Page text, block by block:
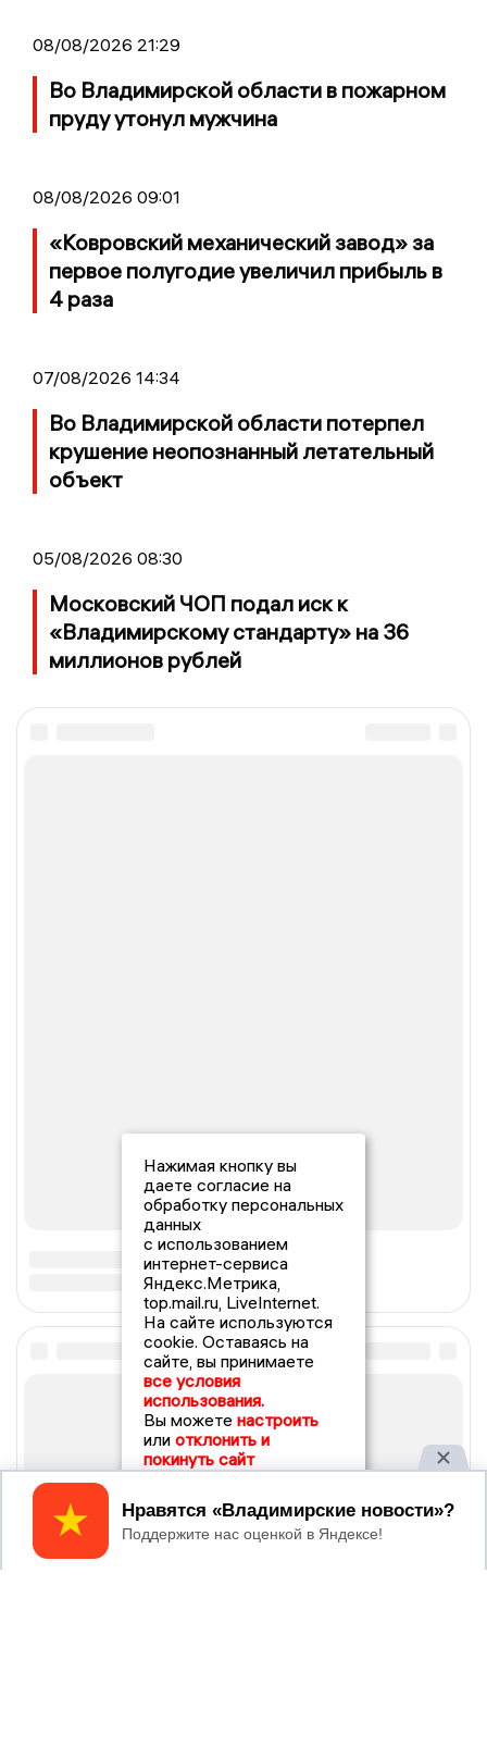
08/08/2026 21:29
Во Владимирской области в пожарном
пруду утонул мужчина
08/08/2026 09:01
«Ковровский механический завод» за
первое полугодие увеличил прибыль в
4 раза
07/08/2026 14:34
Во Владимирской области потерпел
крушение неопознанный летательный
объект
05/08/2026 08:30
Московский ЧОП подал иск к
«Владимирскому стандарту» на 36
миллионов рублей
Нажимая кнопку вы
даете согласие на
обработку персональных
данных
с использованием
интернет-сервиса
Яндекс.Метрика,
top.mail.ru, LiveInternet.
На сайте используются
cookie. Оставаясь на
сайте, вы принимаете
все условия
использования.
Вы можете настроить
или отклонить и
покинуть сайт
Принять